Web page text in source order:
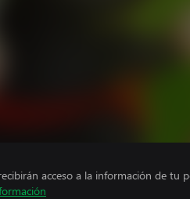
acceso a la información de tu